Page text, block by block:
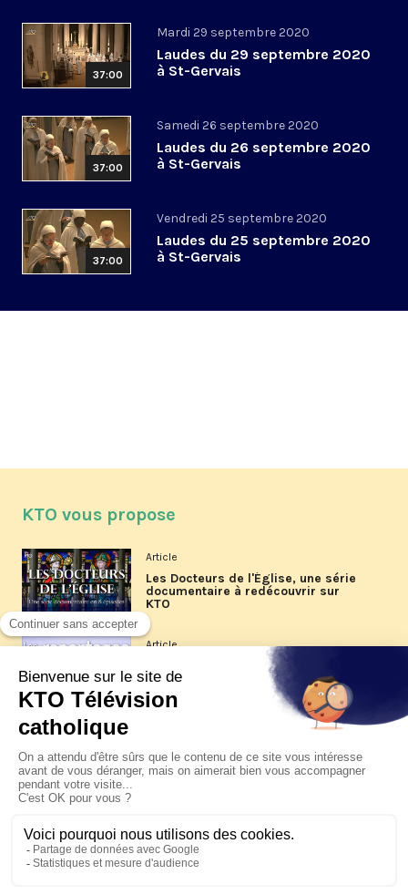
37:00
Mardi 29 septembre 2020
Laudes du 29 septembre 2020
à St-Gervais
37:00
Samedi 26 septembre 2020
Laudes du 26 septembre 2020
à St-Gervais
37:00
Vendredi 25 septembre 2020
Laudes du 25 septembre 2020
à St-Gervais
KTO vous propose
Article
Les Docteurs de l'Église, une série
documentaire à redécouvrir sur
KTO
Article
Les reportages d'été 2026 de KTO
La visite pastorale du pape Léon
XIV à Assise à suivre sur KTO le
jeudi 6 août
Le pape en Uruguay, Argentine et
Pérou du 6 au 17 novembre 2026